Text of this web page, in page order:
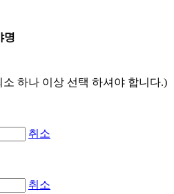
명
하나 이상 선택 하셔야 합니다.)
취소
취소